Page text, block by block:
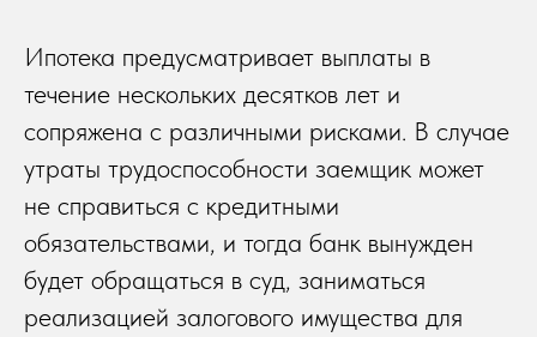
Ипотека предусматривает выплаты в
течение нескольких десятков лет и
сопряжена с различными рисками. В случае
утраты трудоспособности заемщик может
не справиться с кредитными
обязательствами, и тогда банк вынужден
будет обращаться в суд, заниматься
реализацией залогового имущества для